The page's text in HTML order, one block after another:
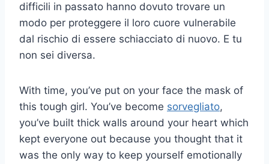
difficili in passato hanno dovuto trovare un
modo per proteggere il loro cuore vulnerabile
dal rischio di essere schiacciato di nuovo. E tu
non sei diversa.
With time, you’ve put on your face the mask of
this tough girl. You’ve become sorvegliato,
you’ve built thick walls around your heart which
kept everyone out because you thought that it
was the only way to keep yourself emotionally